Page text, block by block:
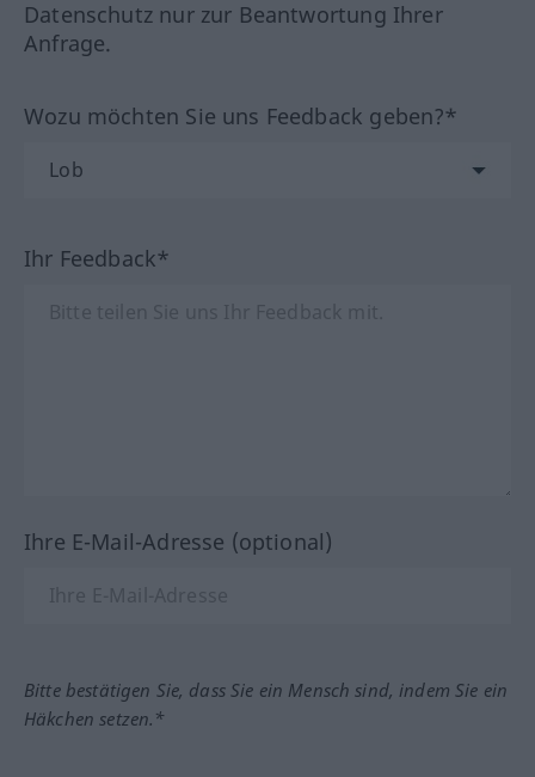
Datenschutz nur zur Beantwortung Ihrer
Anfrage.
Wozu möchten Sie uns Feedback geben?*
Ihr Feedback*
Ihre E-Mail-Adresse (optional)
Bitte bestätigen Sie, dass Sie ein Mensch sind, indem Sie ein
Häkchen setzen.*